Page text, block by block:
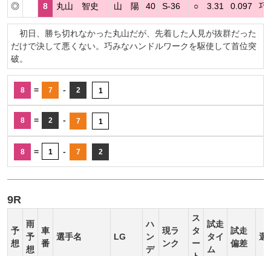
◎ 8 丸山 智史 山 陽 40 S-36 ○ 3.31 0.097 巧
初日、勝ち切れなかった丸山だが、先着した人見が抜群だった
だけで決して悪くない。巧みなハンドルワークを駆使して首位突
破。
8 = 7 - 2 1
8 = 2 - 7 1
8 = 1 - 7 2
9R
予
想
雨
予
想
車
番
選手名 LG
ハ
ン
デ
現ラ
ンク
ス
タ
ー
試走
タイ
ム
試走
偏差
選